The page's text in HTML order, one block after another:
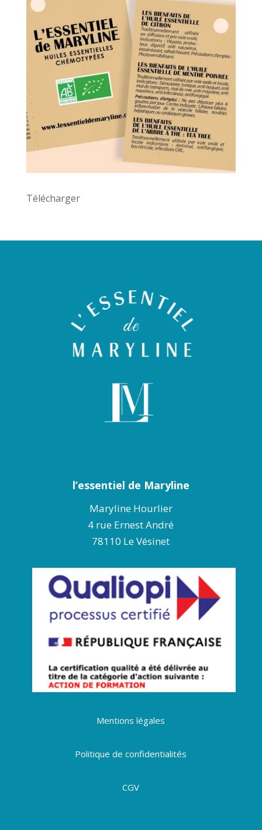
Télécharger
l’essentiel de Maryline
Maryline Hourlier
4 rue Ernest André
78110 Le Vésinet
Mentions légales
Politique de confidentialités
CGV